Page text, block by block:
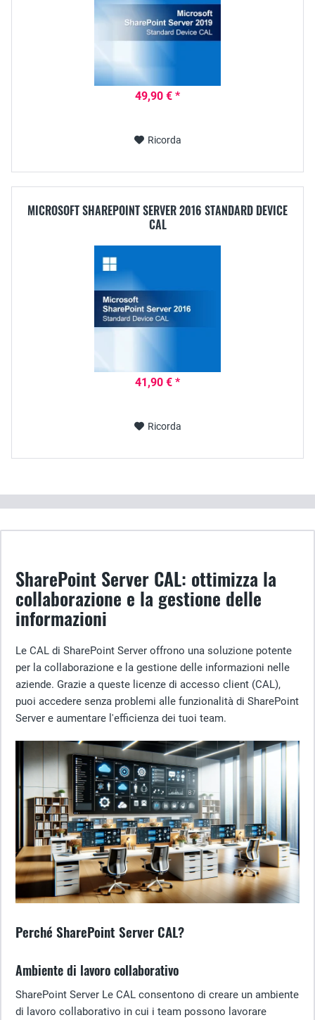
49,90 € *
Ricorda
MICROSOFT SHAREPOINT SERVER 2016 STANDARD DEVICE
CAL
41,90 € *
Ricorda
SharePoint Server CAL: ottimizza la
collaborazione e la gestione delle
informazioni
Le CAL di SharePoint Server offrono una soluzione potente
per la collaborazione e la gestione delle informazioni nelle
aziende. Grazie a queste licenze di accesso client (CAL),
puoi accedere senza problemi alle funzionalità di SharePoint
Server e aumentare l'efficienza dei tuoi team.
Perché SharePoint Server CAL?
Ambiente di lavoro collaborativo
SharePoint Server Le CAL consentono di creare un ambiente
di lavoro collaborativo in cui i team possono lavorare